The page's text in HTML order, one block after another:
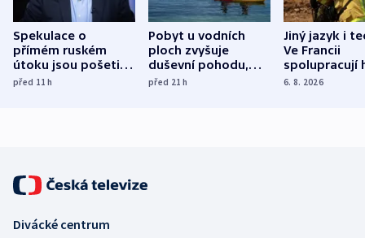
Spekulace o
přímém ruském
útoku jsou pošetilé,
míní estonský
před 11h
Pobyt u vodních
ploch zvyšuje
duševní pohodu,
ukázala
před 21h
Jiný jazyk i
Ve Francii
spolupracují
různých zemí
6. 8. 2026
Divácké centrum